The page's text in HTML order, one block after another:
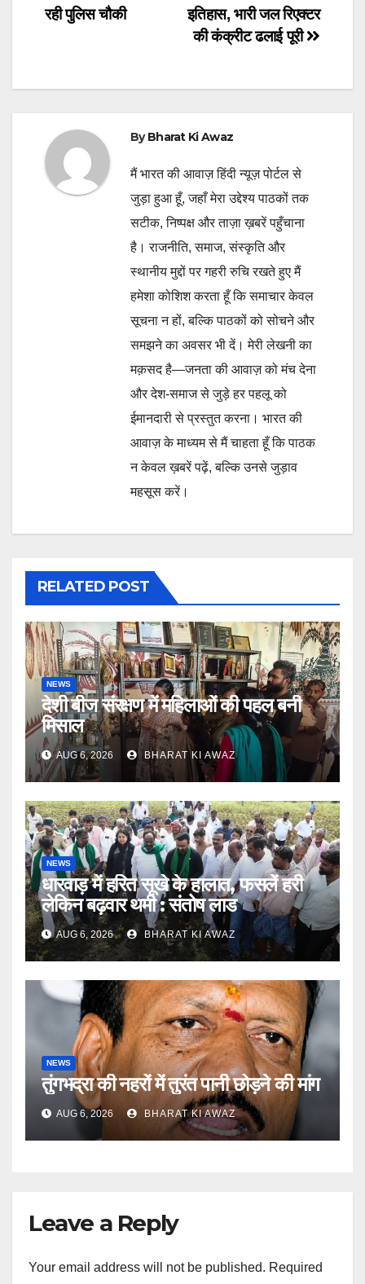
navigation
इतिहास, भारी जल रिएक्टर
की कंक्रीट ढलाई पूरी
रही पुलिस चौकी
ByBharat Ki Awaz
मैं भारत की आवाज़ हिंदी न्यूज़ पोर्टल से
जुड़ा हुआ हूँ, जहाँ मेरा उद्देश्य पाठकों तक
सटीक, निष्पक्ष और ताज़ा ख़बरें पहुँचाना
है। राजनीति, समाज, संस्कृति और
स्थानीय मुद्दों पर गहरी रुचि रखते हुए मैं
हमेशा कोशिश करता हूँ कि समाचार केवल
सूचना न हों, बल्कि पाठकों को सोचने और
समझने का अवसर भी दें। मेरी लेखनी का
मक़सद है—जनता की आवाज़ को मंच देना
और देश-समाज से जुड़े हर पहलू को
ईमानदारी से प्रस्तुत करना। भारत की
आवाज़ के माध्यम से मैं चाहता हूँ कि पाठक
न केवल ख़बरें पढ़ें, बल्कि उनसे जुड़ाव
महसूस करें।
RELATED POST
NEWS
देशी बीज संरक्षण में महिलाओं की पहल बनी
मिसाल
AUG 6, 2026 BHARAT KI AWAZ
NEWS
धारवाड़ में हरित सूखे के हालात, फसलें हरी
लेकिन बढ़वार थमी : संतोष लाड
AUG 6, 2026 BHARAT KI AWAZ
NEWS
तुंगभद्रा की नहरों में तुरंत पानी छोड़ने की मांग
AUG 6, 2026 BHARAT KI AWAZ
Leave a Reply
Your email address will not be published. Required